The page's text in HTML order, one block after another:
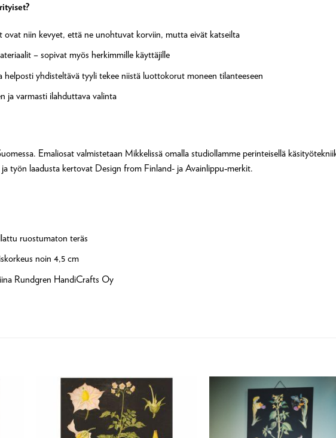
niin kevyet, että ne unohtuvat korviin, mutta eivät katseilta
– sopivat myös herkimmille käyttäjille
yhdisteltävä tyyli tekee niistä luottokorut moneen tilanteeseen
ja varmasti ilahduttava valinta
Emaliosat valmistetaan Mikkelissä omalla studiollamme perinteisellä
työn laadusta kertovat Design from Finland- ja Avainlippu‑merkit.
ruostumaton teräs
noin 4,5 cm
Rundgren HandiCrafts Oy